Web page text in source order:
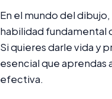
En el mundo del
habilidad fundamental
Si quieres darle vida y
esencial que aprendas
efectiva.